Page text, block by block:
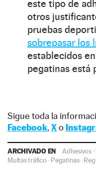
este tipo de
otros
pruebas
sobrepasar los
establecidos
pegatinas está
Sigue toda la
Facebook, Xo
ARCHIVADO EN Adhesivos·
Multas tráfico ·Pegatinas ·